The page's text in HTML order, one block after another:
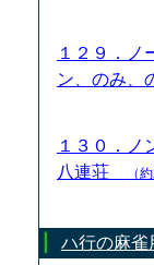
１２９．ノ
ン、のみ、
１３０．ノ
八連荘
（
ハ行の麻雀